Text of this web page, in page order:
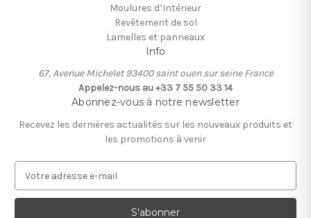
Moulures d’Intérieur
Revêtement de sol
Lamelles et panneaux
Info
67, Avenue Michelet 93400 saint ouen sur seine France
Appelez-nous au +33 7 55 50 33 14
Abonnez-vous à notre newsletter
Recevez les dernières actualités sur les nouveaux produits et
les promotions à venir
r